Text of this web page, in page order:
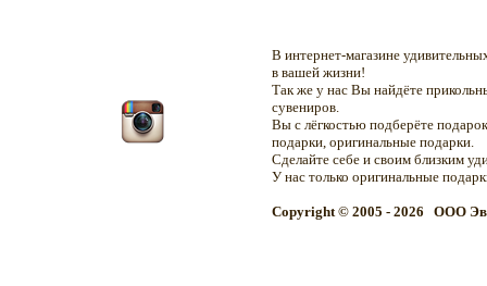
В интернет-магазине
в вашей жизни!
Так же у нас Вы найдёте
сувениров.
Вы с лёгкостью подберёте
подарки, оригинальные подарки.
Сделайте себе и своим близким
У нас только оригинальные
Copyright © 2005 - 2026 OOO